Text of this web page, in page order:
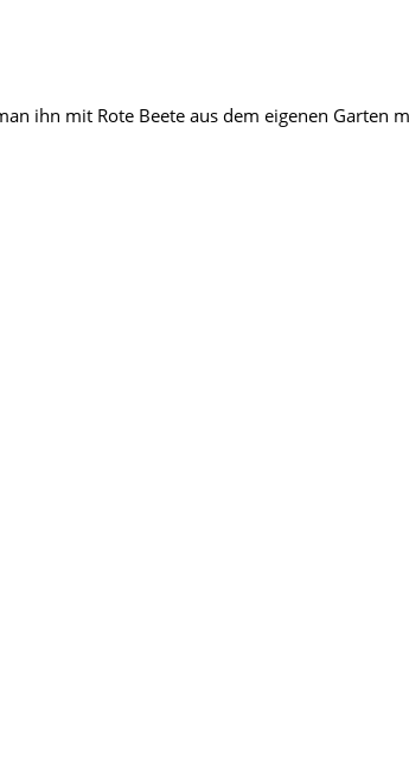
ihn mit Rote Beete aus dem eigenen Garten